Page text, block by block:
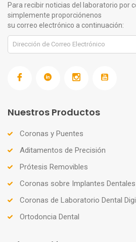
Para recibir noticias del laboratorio por
simplemente proporciónenos
su correo electrónico a continuación:
Nuestros Productos
Coronas y Puentes
Aditamentos de Precisión
Prótesis Removibles
Coronas sobre Implantes Dentales
Coronas de Laboratorio Dental
Ortodoncia Dental